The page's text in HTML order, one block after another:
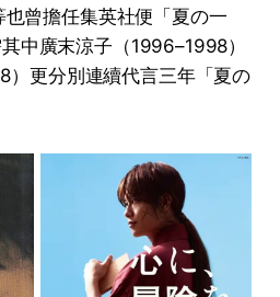
曾擔任集英社便「夏の一
中廣末涼子（1996–1998）
更分別連續代言三年「夏の